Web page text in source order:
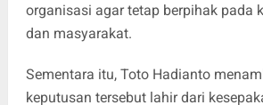
organisasi agar tetap berpihak pada
dan masyarakat.
Sementara itu, Toto Hadianto
keputusan tersebut lahir dari